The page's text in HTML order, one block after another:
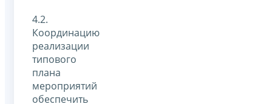
4.2.
Координацию
реализации
типового
плана
мероприятий
обеспечить